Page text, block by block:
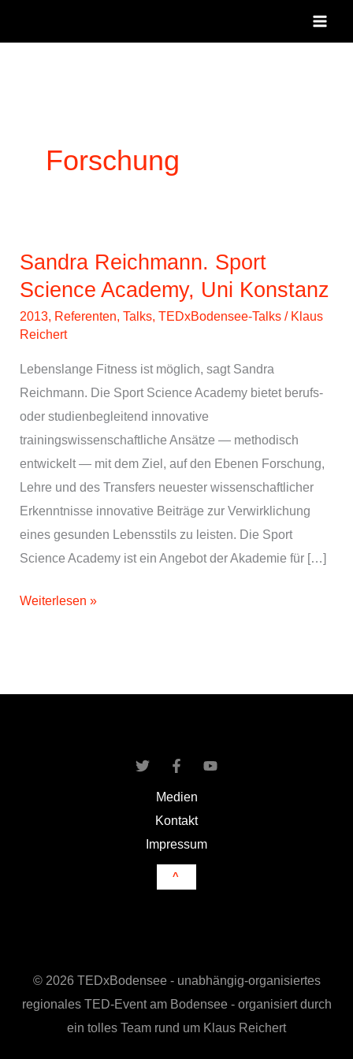
Forschung
Sandra Reichmann. Sport
Science Academy, Uni Konstanz
2013, Referenten,Talks,TEDxBodensee-Talks / Klaus
Reichert
Lebenslange Fitness ist möglich, sagt Sandra
Reichmann. Die Sport Science Academy bietet berufs-
oder studienbegleitend innovative
trainingswissenschaftliche Ansätze — methodisch
entwickelt — mit dem Ziel, auf den Ebenen Forschung,
Lehre und des Transfers neuester wissenschaftlicher
Erkenntnisse innovative Beiträge zur Verwirklichung
eines gesunden Lebensstils zu leisten. Die Sport
Science Academy ist ein Angebot der Akademie für […]
Sandra
Academy,
Weiterlesen »
Medien
Kontakt
Impressum
^
© 2026 TEDxBodensee - unabhängig-organisiertes
regionales TED-Event am Bodensee - organisiert durch
ein tolles Team rund um Klaus Reichert